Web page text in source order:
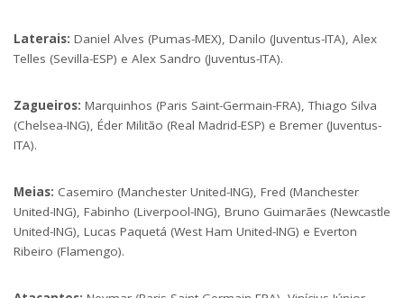
Laterais: Daniel Alves (Pumas-MEX), Danilo (Juventus-ITA), Alex
Telles (Sevilla-ESP) e Alex Sandro (Juventus-ITA).
Zagueiros: Marquinhos (Paris Saint-Germain-FRA), Thiago Silva
(Chelsea-ING), Éder Militão (Real Madrid-ESP) e Bremer (Juventus-
ITA).
Meias: Casemiro (Manchester United-ING), Fred (Manchester
United-ING), Fabinho (Liverpool-ING), Bruno Guimarães (Newcastle
United-ING), Lucas Paquetá (West Ham United-ING) e Everton
Ribeiro (Flamengo).